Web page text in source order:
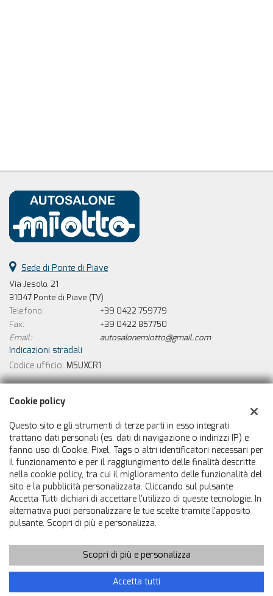
Sede di Ponte di Piave
Via Jesolo, 21
31047 Ponte di Piave (TV)
Telefono:
+39 0422 759779
Fax:
+39 0422 857750
Email:
autosalonemiotto@gmail.com
Indicazioni stradali
Codice ufficio: M5UXCR1
Dati fiscali:
Autosalone Miotto
Via Jesolo, 21, Ponte di Piave (TV)
C.F/P.IVA: 01199580265
Registro delle imprese:TV
Copyright © 2026 GestionaleAuto.com S.r.l., Tutti i diritti riservati
-Leggi l'informativa sulla privacy-Cookie Policy
GestionaleAuto.com
Cookie policy
Questo sito e gli strumenti di terze parti in esso integrati
trattano dati personali (es. dati di navigazione o indirizzi IP) e
fanno uso di Cookie, Pixel, Tags o altri identificatori necessari per
il funzionamento e per il raggiungimento delle finalità descritte
nella cookie policy, tra cui il miglioramento delle funzionalità del
sito e la pubblicità personalizzata. Cliccando sul pulsante
Accetta Tutti dichiari di accettare l'utilizzo di queste tecnologie. In
alternativa puoi personalizzare le tue scelte tramite l'apposito
pulsante. Scopri di più e personalizza.
Scopri di più e personalizza
Accetta tutti